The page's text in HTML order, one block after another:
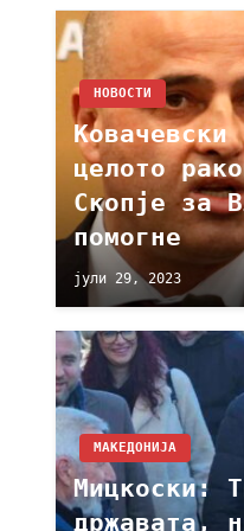
НОВОСТИ
целото
Скопје за
помогне
јули 29, 2023
МАКЕДОНИЈА
Мицкоски:
државата,